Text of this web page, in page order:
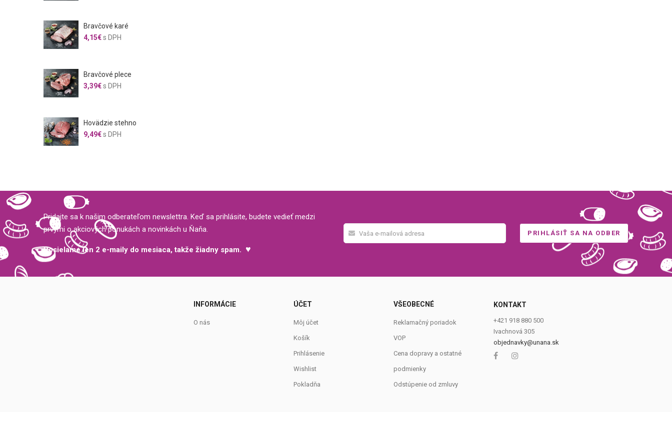
Bravčové karé
4,15€s DPH
Bravčové plece
3,39€s DPH
Hovädzie stehno
9,49€s DPH
Pridajte sa k našim odberateľom newslettra. Keď sa prihlásite, budete vedieť medzi
prvými o akciových ponukách a novinkách u Ňaňa.
Posielame len 2 e-maily do mesiaca, takže žiadny spam. ♥
INFORMÁCIE
O nás
ÚČET
Môj účet
Košík
Prihlásenie
Wishlist
Pokladňa
VŠEOBECNÉ
Reklamačný poriadok
VOP
Cena dopravy a ostatné
podmienky
Odstúpenie od zmluvy
KONTAKT
+421 918 880 500
Ivachnová 305
objednavky@unana.sk